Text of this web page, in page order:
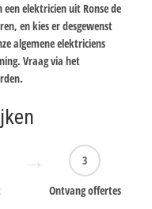
elektricien uit Ronse de
en kies er desgewenst
algemene elektriciens
Vraag via het
3
Ontvang offertes